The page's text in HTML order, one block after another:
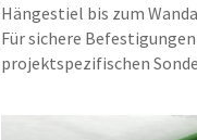
Hängestiel bis zum
Für sichere
projektspezifischen